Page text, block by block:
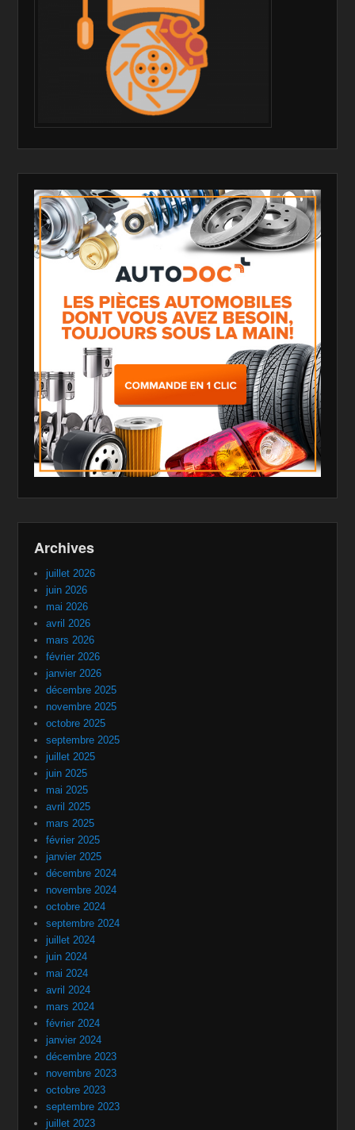
Archives
juillet 2026
juin 2026
mai 2026
avril 2026
mars 2026
février 2026
janvier 2026
décembre 2025
novembre 2025
octobre 2025
septembre 2025
juillet 2025
juin 2025
mai 2025
avril 2025
mars 2025
février 2025
janvier 2025
décembre 2024
novembre 2024
octobre 2024
septembre 2024
juillet 2024
juin 2024
mai 2024
avril 2024
mars 2024
février 2024
janvier 2024
décembre 2023
novembre 2023
octobre 2023
septembre 2023
juillet 2023